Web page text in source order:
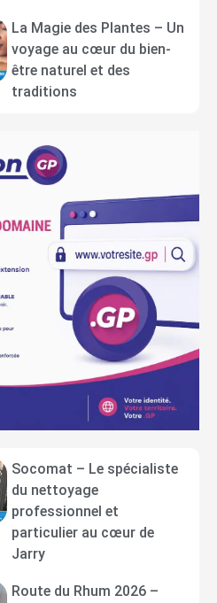
La Magie des Plantes – Un
voyage au cœur du bien-
être naturel et des
traditions
Socomat – Le spécialiste
du nettoyage
professionnel et
particulier au cœur de
Jarry
Route du Rhum 2026 –